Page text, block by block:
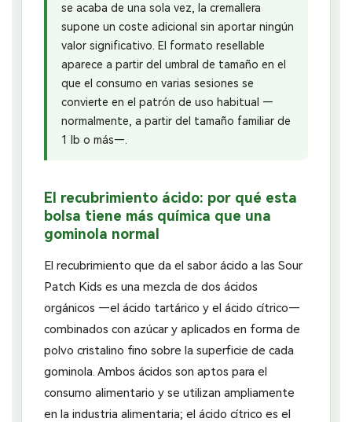
se acaba de una sola vez, la cremallera
supone un coste adicional sin aportar ningún
valor significativo. El formato resellable
aparece a partir del umbral de tamaño en el
que el consumo en varias sesiones se
convierte en el patrón de uso habitual —
normalmente, a partir del tamaño familiar de
1 lb o más—.
El recubrimiento ácido: por qué esta
bolsa tiene más química que una
gominola normal
El recubrimiento que da el sabor ácido a las Sour
Patch Kids es una mezcla de dos ácidos
orgánicos —el ácido tartárico y el ácido cítrico—
combinados con azúcar y aplicados en forma de
polvo cristalino fino sobre la superficie de cada
gominola. Ambos ácidos son aptos para el
consumo alimentario y se utilizan ampliamente
en la industria alimentaria; el ácido cítrico es el